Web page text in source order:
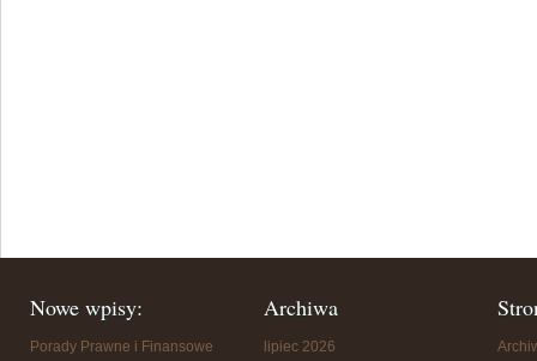
Nowe wpisy:
Porady Prawne i Finansowe
Archiwa
lipiec 2026